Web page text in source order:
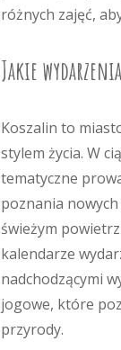
różnych zajęć,
Jakie
Koszalin to
stylem życia. W
tematyczne
poznania
świeżym
kalendarze
nadchodzącymi
jogowe, które
przyrody.